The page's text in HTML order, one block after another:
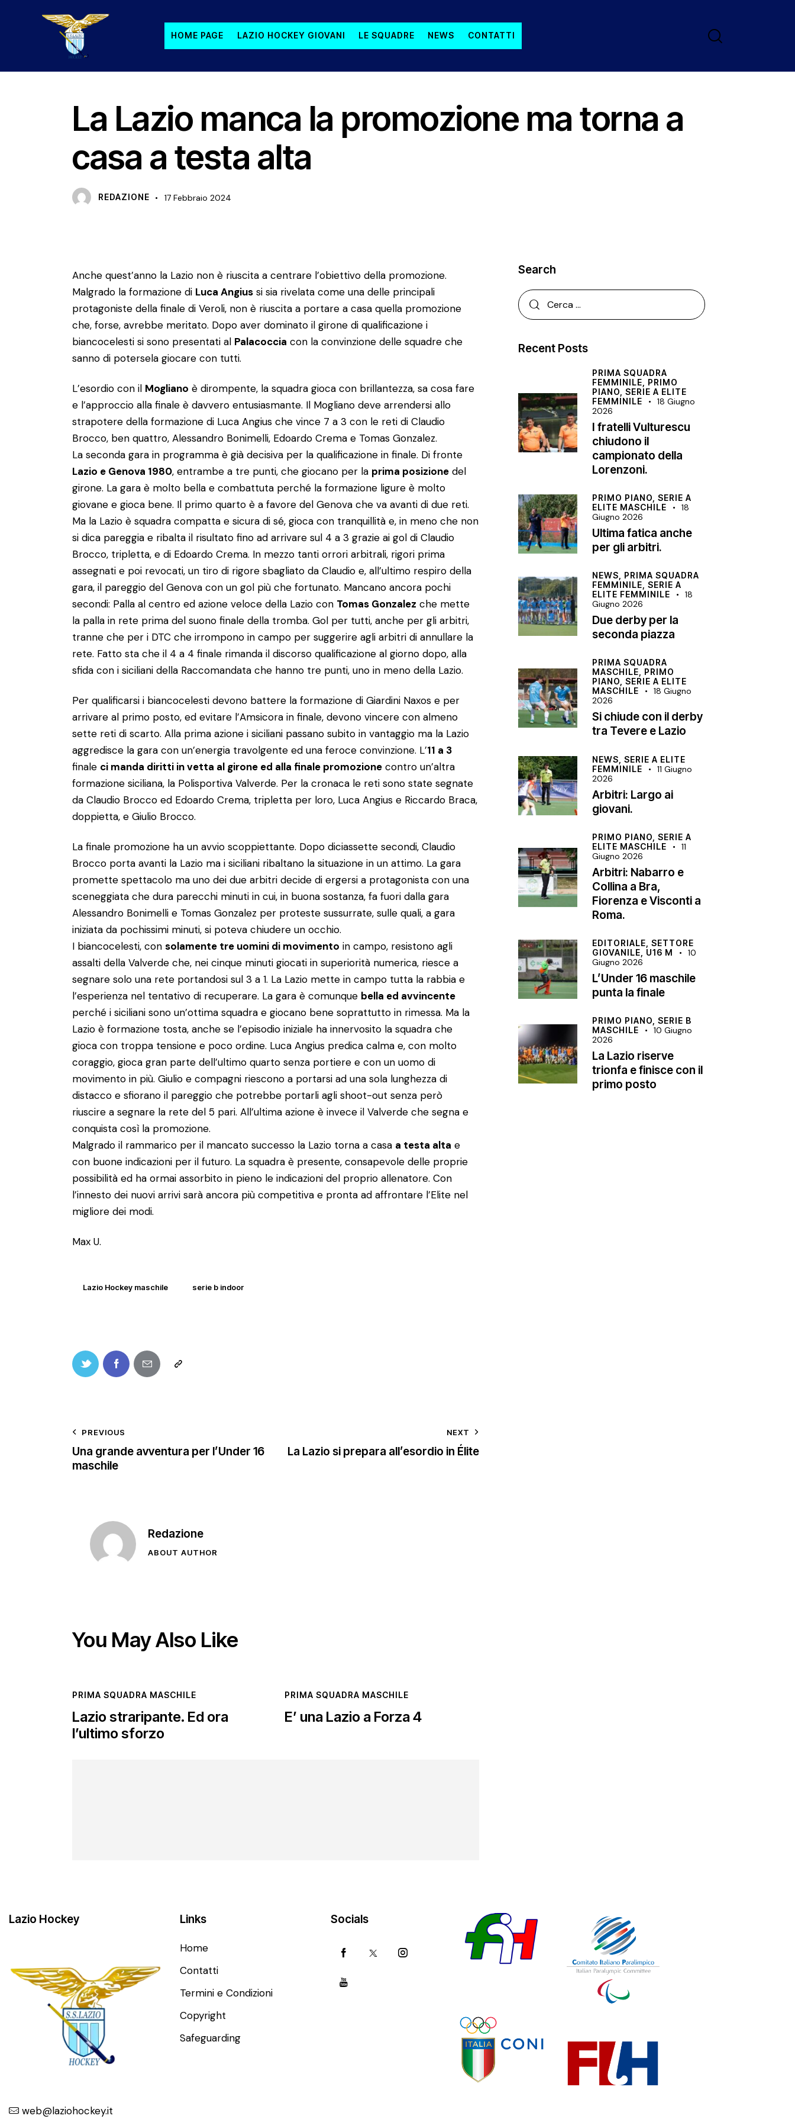
HOME PAGE LAZIO HOCKEY GIOVANI LE SQUADRE NEWS CONTATTI
La Lazio manca la promozione ma torna a
casa a testa alta
REDAZIONE 17 Febbraio 2024
Anche quest’anno la Lazio non è riuscita a centrare l’obiettivo della promozione.
Malgrado la formazione di Luca Angius si sia rivelata come una delle principali
protagoniste della finale di Veroli, non è riuscita a portare a casa quella promozione
che, forse, avrebbe meritato. Dopo aver dominato il girone di qualificazione i
biancocelesti si sono presentati al Palacoccia con la convinzione delle squadre che
sanno di potersela giocare con tutti.
L’esordio con il Mogliano è dirompente, la squadra gioca con brillantezza, sa cosa fare
e l’approccio alla finale è davvero entusiasmante. Il Mogliano deve arrendersi allo
strapotere della formazione di Luca Angius che vince 7 a 3 con le reti di Claudio
Brocco, ben quattro, Alessandro Bonimelli, Edoardo Crema e Tomas Gonzalez.
La seconda gara in programma è già decisiva per la qualificazione in finale. Di fronte
Lazio e Genova 1980, entrambe a tre punti, che giocano per la prima posizione del
girone. La gara è molto bella e combattuta perché la formazione ligure è molto
giovane e gioca bene. Il primo quarto è a favore del Genova che va avanti di due reti.
Ma la Lazio è squadra compatta e sicura di sé, gioca con tranquillità e, in meno che non
si dica pareggia e ribalta il risultato fino ad arrivare sul 4 a 3 grazie ai gol di Claudio
Brocco, tripletta, e di Edoardo Crema. In mezzo tanti orrori arbitrali, rigori prima
assegnati e poi revocati, un tiro di rigore sbagliato da Claudio e, all’ultimo respiro della
gara, il pareggio del Genova con un gol più che fortunato. Mancano ancora pochi
secondi: Palla al centro ed azione veloce della Lazio con Tomas Gonzalez che mette
la palla in rete prima del suono finale della tromba. Gol per tutti, anche per gli arbitri,
tranne che per i DTC che irrompono in campo per suggerire agli arbitri di annullare la
rete. Fatto sta che il 4 a 4 finale rimanda il discorso qualificazione al giorno dopo, alla
sfida con i siciliani della Raccomandata che hanno tre punti, uno in meno della Lazio.
Per qualificarsi i biancocelesti devono battere la formazione di Giardini Naxos e per
arrivare al primo posto, ed evitare l’Amsicora in finale, devono vincere con almeno
sette reti di scarto. Alla prima azione i siciliani passano subito in vantaggio ma la Lazio
aggredisce la gara con un’energia travolgente ed una feroce convinzione. L’11 a 3
finale ci manda diritti in vetta al girone ed alla finale promozione contro un’altra
formazione siciliana, la Polisportiva Valverde. Per la cronaca le reti sono state segnate
da Claudio Brocco ed Edoardo Crema, tripletta per loro, Luca Angius e Riccardo Braca,
doppietta, e Giulio Brocco.
La finale promozione ha un avvio scoppiettante. Dopo diciassette secondi, Claudio
Brocco porta avanti la Lazio ma i siciliani ribaltano la situazione in un attimo. La gara
promette spettacolo ma uno dei due arbitri decide di ergersi a protagonista con una
sceneggiata che dura parecchi minuti in cui, in buona sostanza, fa fuori dalla gara
Alessandro Bonimelli e Tomas Gonzalez per proteste sussurrate, sulle quali, a gara
iniziata da pochissimi minuti, si poteva chiudere un occhio.
I biancocelesti, con solamente tre uomini di movimento in campo, resistono agli
assalti della Valverde che, nei cinque minuti giocati in superiorità numerica, riesce a
segnare solo una rete portandosi sul 3 a 1. La Lazio mette in campo tutta la rabbia e
l’esperienza nel tentativo di recuperare. La gara è comunque bella ed avvincente
perché i siciliani sono un’ottima squadra e giocano bene soprattutto in rimessa. Ma la
Lazio è formazione tosta, anche se l’episodio iniziale ha innervosito la squadra che
gioca con troppa tensione e poco ordine. Luca Angius predica calma e, con molto
coraggio, gioca gran parte dell’ultimo quarto senza portiere e con un uomo di
movimento in più. Giulio e compagni riescono a portarsi ad una sola lunghezza di
distacco e sfiorano il pareggio che potrebbe portarli agli shoot-out senza però
riuscire a segnare la rete del 5 pari. All’ultima azione è invece il Valverde che segna e
conquista così la promozione.
Malgrado il rammarico per il mancato successo la Lazio torna a casa a testa alta e
con buone indicazioni per il futuro. La squadra è presente, consapevole delle proprie
possibilità ed ha ormai assorbito in pieno le indicazioni del proprio allenatore. Con
l’innesto dei nuovi arrivi sarà ancora più competitiva e pronta ad affrontare l’Elite nel
migliore dei modi.
Max U.
Lazio Hockey maschile serie b indoor
PREVIOUS
Una grande avventura per l’Under 16
maschile
NEXT
La Lazio si prepara all’esordio in Élite
Redazione
ABOUT AUTHOR
You May Also Like
PRIMA SQUADRA MASCHILE
Lazio straripante. Ed ora
l’ultimo sforzo
PRIMA SQUADRA MASCHILE
E’ una Lazio a Forza 4
Search
Recent Posts
PRIMA SQUADRA
FEMMINILE, PRIMO
PIANO,SERIE A ELITE
FEMMINILE
18 Giugno
2026
I fratelli Vulturescu
chiudono il
campionato della
Lorenzoni.
PRIMO PIANO,SERIE A
ELITE MASCHILE
18
Giugno 2026
Ultima fatica anche
per gli arbitri.
NEWS, PRIMA SQUADRA
FEMMINILE,SERIE A
ELITE FEMMINILE
18
Giugno 2026
Due derby per la
seconda piazza
PRIMA SQUADRA
MASCHILE, PRIMO
PIANO,SERIE A ELITE
MASCHILE
18 Giugno
2026
Si chiude con il derby
tra Tevere e Lazio
NEWS,SERIE A ELITE
FEMMINILE
11 Giugno
2026
Arbitri: Largo ai
giovani.
PRIMO PIANO,SERIE A
ELITE MASCHILE
11
Giugno 2026
Arbitri: Nabarro e
Collina a Bra,
Fiorenza e Visconti a
Roma.
EDITORIALE,SETTORE
GIOVANILE, U16 M
10
Giugno 2026
L’Under 16 maschile
punta la finale
PRIMO PIANO,SERIE B
MASCHILE
10 Giugno
2026
La Lazio riserve
trionfa e finisce con il
primo posto
Lazio Hockey
web@laziohockey.it
Links
Home
Contatti
Termini e Condizioni
Copyright
Safeguarding
Socials